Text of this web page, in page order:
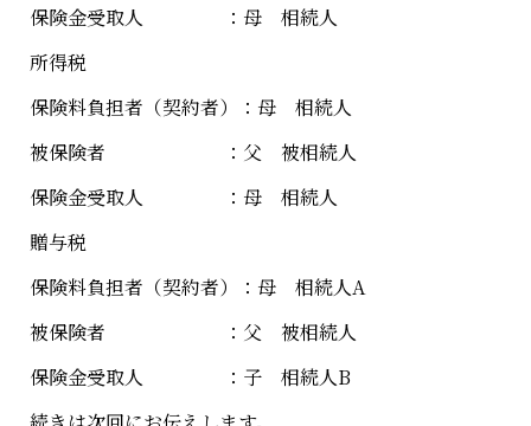
保険金受取人 ：母 相続人
所得税
保険料負担者（契約者）：母 相続人
被保険者 ：父 被相続人
保険金受取人 ：母 相続人
贈与税
保険料負担者（契約者）：母 相続人A
被保険者 ：父 被相続人
保険金受取人 ：子 相続人B